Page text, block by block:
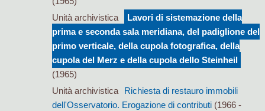
Unità archivistica
Lavori di sistemazione della
prima e seconda sala meridiana, del padiglione del
primo verticale, della cupola fotografica, della
cupola del Merz e della cupola dello Steinheil
(1965)
Unità archivistica
Richiesta di restauro immobili
dell'Osservatorio. Erogazione di contributi(1966 -